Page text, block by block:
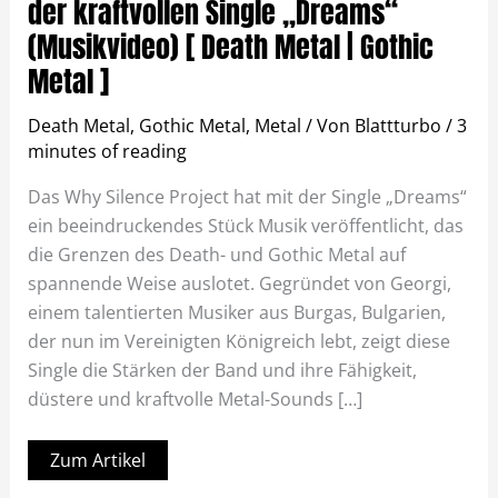
der kraftvollen Single „Dreams“
(Musikvideo) [ Death Metal | Gothic
Metal ]
Death Metal, Gothic Metal, Metal / Von Blattturbo /3
minutes of reading
Das Why Silence Project hat mit der Single „Dreams“
ein beeindruckendes Stück Musik veröffentlicht, das
die Grenzen des Death- und Gothic Metal auf
spannende Weise auslotet. Gegründet von Georgi,
einem talentierten Musiker aus Burgas, Bulgarien,
der nun im Vereinigten Königreich lebt, zeigt diese
Single die Stärken der Band und ihre Fähigkeit,
düstere und kraftvolle Metal-Sounds […]
Zum Artikel